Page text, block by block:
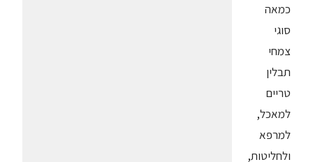
כמאה
סוגי
צמחי
תבלין
טריים
למאכל,
למרפא
ולחליטות,